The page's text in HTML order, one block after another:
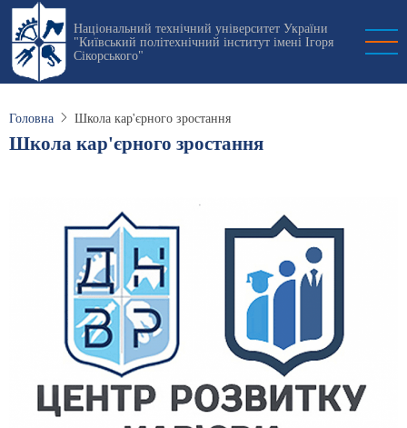
Перейти
основного
вмісту
Національний технічний університет України
"Київський політехнічний інститут імені Ігоря
Сікорського"
Головна Школа кар'єрного зростання
Школа кар'єрного зростання